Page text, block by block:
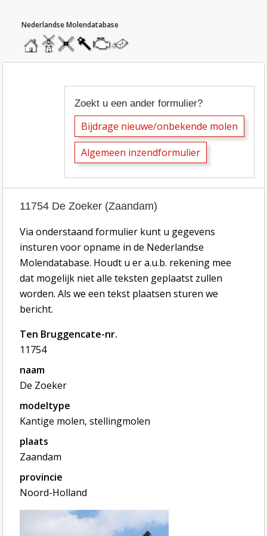
homemolendatabase
roedendatabase
assendatabase
motorendatabase
stuur
een
bericht
Zoekt u een ander formulier?
Bijdrage nieuwe/onbekende molen
Algemeen inzendformulier
11754 De Zoeker (Zaandam)
Via onderstaand formulier kunt u gegevens
insturen voor opname in de Nederlandse
Molendatabase. Houdt u er a.u.b. rekening mee
dat mogelijk niet alle teksten geplaatst zullen
worden. Als we een tekst plaatsen sturen we
bericht.
Ten Bruggencate-nr.
11754
naam
De Zoeker
modeltype
Kantige molen, stellingmolen
plaats
Zaandam
provincie
Noord-Holland